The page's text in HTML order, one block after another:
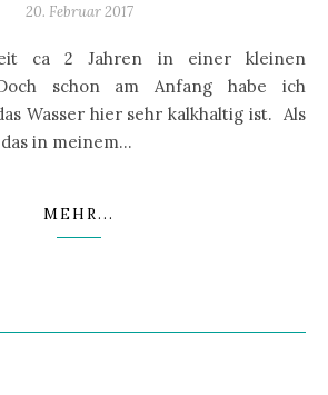
20. Februar 2017
schon am Anfang habe ich
Wasser hier sehr kalkhaltig ist. Als
in meinem…
MEHR...